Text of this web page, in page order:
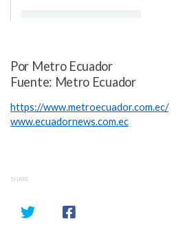
Por Metro Ecuador
Fuente: Metro Ecuador
https://www.metroecuador.com.ec/
www.ecuadornews.com.ec
SHARE